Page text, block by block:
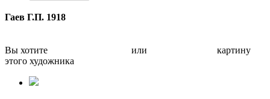
Гаев Г.П. 1918
Вы хотите или
картину
этого художника